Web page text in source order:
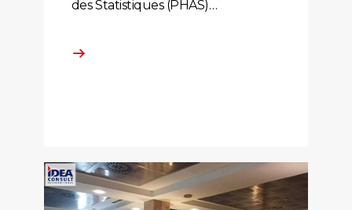
des Statistiques (PHAS)…